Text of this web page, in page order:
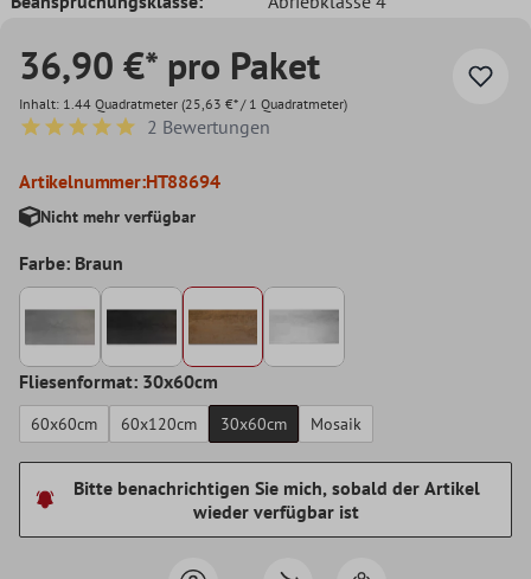
36,90 €* pro Paket
Inhalt: 1.44 Quadratmeter (25,63 €* / 1 Quadratmeter)
Durchschnittliche Bewertung von 5 von 5 Sternen
2 Bewertungen
Artikelnummer:HT88694
Nicht mehr verfügbar
Farbe: Braun
Fliesenformat: 30x60cm
60x60cm 60x120cm 30x60cm Mosaik
Bitte benachrichtigen Sie mich, sobald der Artikel
wieder verfügbar ist